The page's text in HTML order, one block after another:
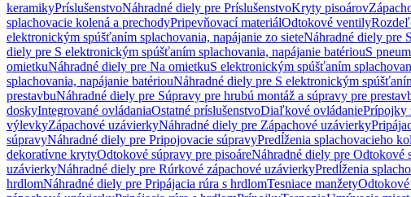
keramikyPríslušenstvoNáhradné diely pre PríslušenstvoKryty pisoárov
splachovacie kolená a prechodyPripevňovací materiálOdtokové ventily
elektronickým spúšťaním splachovania, napájanie zo sieteNáhradné diely pre
diely pre S elektronickým spúšťaním splachovania, napájanie batériouS
omietkuNáhradné diely pre Na omietkuS elektronickým spúšťaním
splachovania, napájanie batériouNáhradné diely pre S elektronickým
prestavbuNáhradné diely pre Súpravy pre hrubú montáž a súpravy pre
doskyIntegrované ovládaniaOstatné príslušenstvoDiaľkové ovládaniePrípojky
výlevkyZápachové uzávierkyNáhradné diely pre Zápachové uzávierky
súpravyNáhradné diely pre Pripojovacie súpravyPredĺženia splachovacieho
dekoratívne krytyOdtokové súpravy pre pisoáreNáhradné diely pre Odtokové
uzávierkyNáhradné diely pre Rúrkové zápachové uzávierkyPredĺženia
hrdlomNáhradné diely pre Pripájacia rúra s hrdlomTesniace manžety